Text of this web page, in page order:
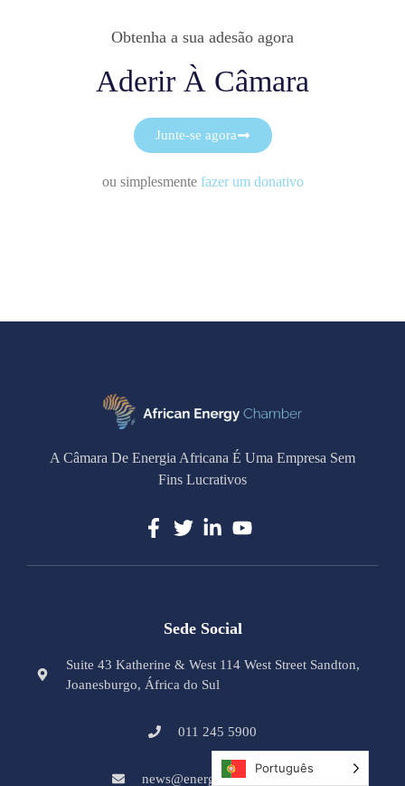
Obtenha a sua adesão agora
Aderir À Câmara
Junte-se agora
ou simplesmente fazer um donativo
A Câmara De Energia Africana É Uma Empresa Sem
Fins Lucrativos
Sede Social
Suite 43 Katherine & West 114 West Street Sandton,
Joanesburgo, África do Sul
011 245 5900
news@energychamber.org
Português